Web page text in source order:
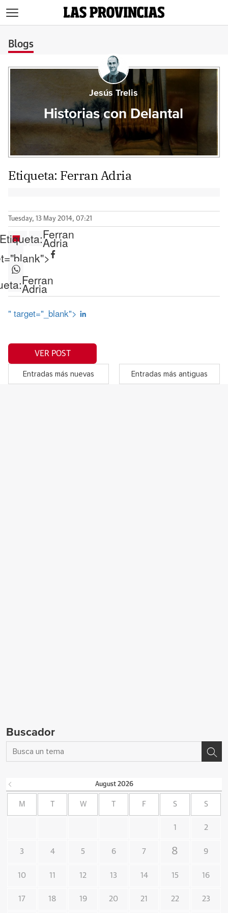
Blogs
Jesús Trelis
Historias con Delantal
Etiqueta: Ferran Adria
Tuesday, 13 May 2014, 07:21
Ferran
Adria
Ferran
Adria
" target="_blank">
VER POST
Entradas más nuevas Entradas más antiguas
Buscador
August 2026
M W F S S
1 2
3 4 5 6 7 8 9
10 11 12 13 14 15 16
17 18 19 20 21 22 23